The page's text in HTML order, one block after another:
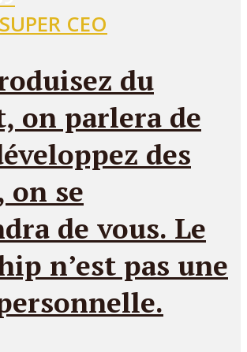
CEO
du
on parlera de
des
on se
de vous. Le
n’est pas une